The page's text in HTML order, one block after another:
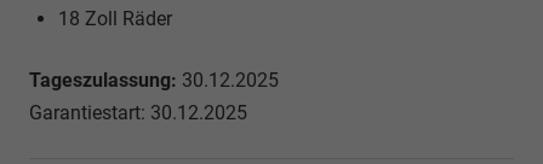
18 Zoll Räder
Tageszulassung: 30.12.2025
Garantiestart: 30.12.2025